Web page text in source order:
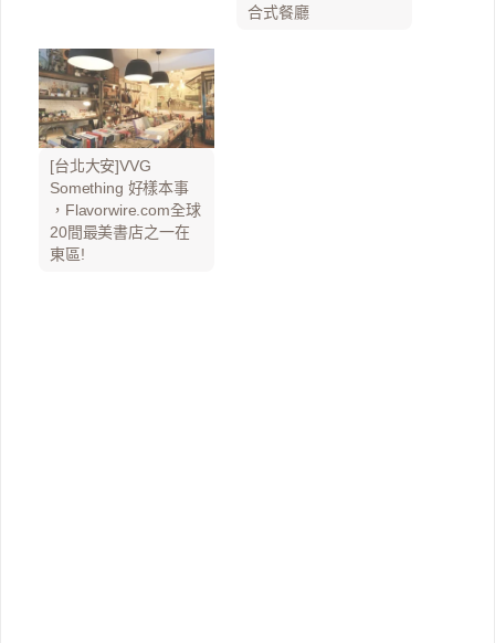
合式餐廳
[台北大安]VVG
Something 好樣本事
，Flavorwire.com全球
20間最美書店之一在
東區!